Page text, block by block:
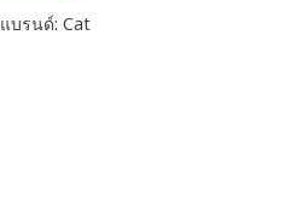
แบรนด์: Cat